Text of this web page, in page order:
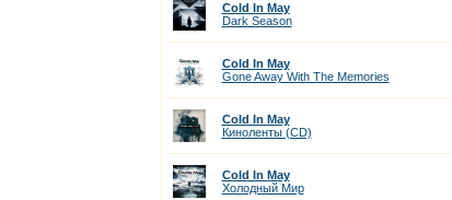
Cold In May
Dark Season
Cold In May
Gone Away With The Memories
Cold In May
Киноленты (CD)
Cold In May
Холодный Мир